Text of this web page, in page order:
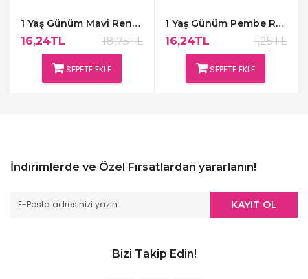
1 Yaş Günüm Mavi Renk Kapı Süsü,48x30cm
16,24TL 18,75TL
SEPETE EKLE
1 Yaş Günüm Pembe Renk Kapı Süsü,48x30cm
16,24TL 1,25TL
SEPETE EKLE
İndirimlerde ve Özel Fırsatlardan yararlanın!
KAYIT OL
Bizi Takip Edin!